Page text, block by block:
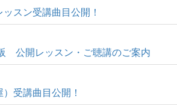
スン受講曲目公開！
公開レッスン・ご聴講のご案内
受講曲目公開！